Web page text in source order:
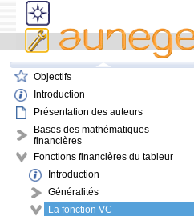
contenu
menu
navigation
outils
pied de page
Objectifs
Introduction
Présentation des auteurs
Bases des mathématiques
financières
Fonctions financières du tableur
Introduction
Généralités
La fonction VC